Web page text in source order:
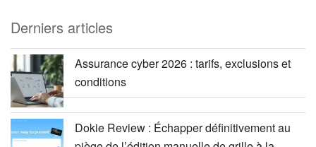
Derniers articles
Assurance cyber 2026 : tarifs, exclusions et
conditions
Dokie Review : Échapper définitivement au